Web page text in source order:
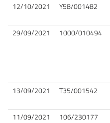
12/10/2021
Y58/001482
29/09/2021 1000/010494
13/09/2021 T35/001542
11/09/2021 106/230177